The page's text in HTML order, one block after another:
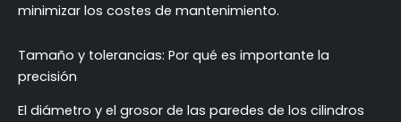
minimizar los costes de mantenimiento.
Tamaño y tolerancias: Por qué es importante la
precisión
El diámetro y el grosor de las paredes de los cilindros